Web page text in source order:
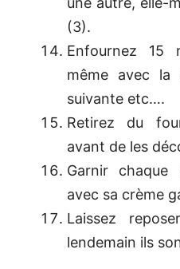
(3).
Enfournez 15
même avec la
suivante etc….
Retirez du
avant de les
Garnir chaque
avec sa crème
Laissez
lendemain ils